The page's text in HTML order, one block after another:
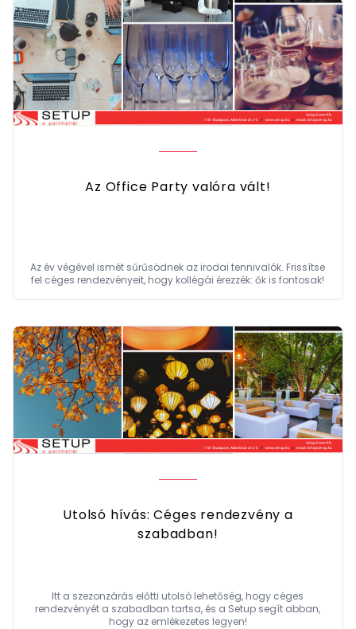
Az Office Party valóra vált!
Az év végével ismét sűrűsödnek az irodai tennivalók. Frissítse
fel céges rendezvényeit, hogy kollégái érezzék: ők is fontosak!
Utolsó hívás: Céges rendezvény a
szabadban!
Itt a szezonzárás előtti utolsó lehetőség, hogy céges
rendezvényét a szabadban tartsa, és a Setup segít abban,
hogy az emlékezetes legyen!